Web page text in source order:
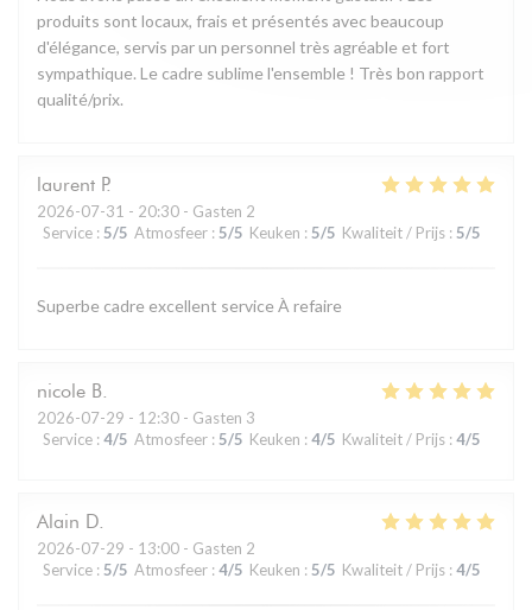
produits sont locaux, frais et présentés avec beaucoup
d'élégance, servis par un personnel très agréable et fort
sympathique. Le cadre sublime l'ensemble ! Très bon rapport
qualité/prix.
laurent P
2026-07-31 - 20:30 - Gasten 2
Service : 5/5 Atmosfeer : 5/5 Keuken : 5/5 Kwaliteit / Prijs : 5/5
Superbe cadre excellent service À refaire
nicole B
2026-07-29 - 12:30 - Gasten 3
Service : 4/5 Atmosfeer : 5/5 Keuken : 4/5 Kwaliteit / Prijs : 4/5
Alain D
2026-07-29 - 13:00 - Gasten 2
Service : 5/5 Atmosfeer : 4/5 Keuken : 5/5 Kwaliteit / Prijs : 4/5